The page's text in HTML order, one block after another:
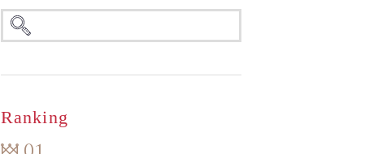
Ranking